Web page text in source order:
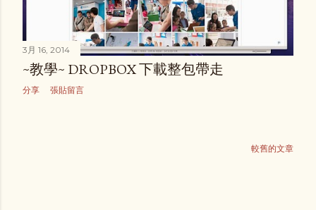
3月 16, 2014
~教學~ DROPBOX 下載整包帶走
分享 張貼留言
較舊的文章